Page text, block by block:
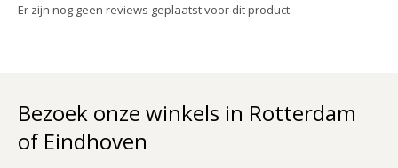
Er zijn nog geen reviews geplaatst voor dit product.
Bezoek onze winkels in Rotterdam
of Eindhoven